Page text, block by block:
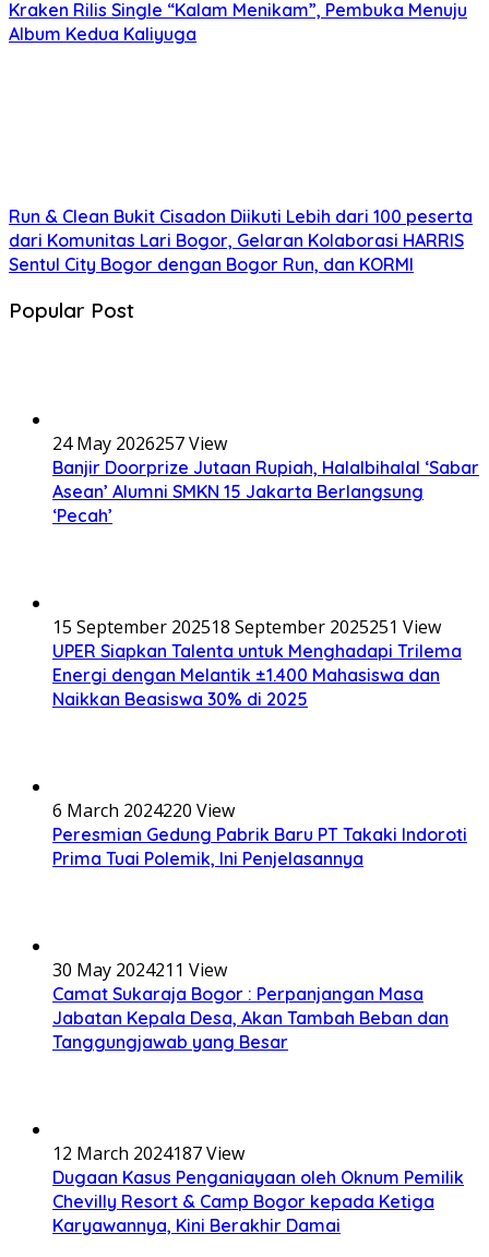
Kraken Rilis Single “Kalam Menikam”, Pembuka Menuju
Album Kedua Kaliyuga
Run & Clean Bukit Cisadon Diikuti Lebih dari 100 peserta
dari Komunitas Lari Bogor, Gelaran Kolaborasi HARRIS
Sentul City Bogor dengan Bogor Run, dan KORMI
Popular Post
24 May 2026257 View
Banjir Doorprize Jutaan Rupiah, Halalbihalal ‘Sabar
Asean’ Alumni SMKN 15 Jakarta Berlangsung
‘Pecah’
15 September 202518 September 2025251 View
UPER Siapkan Talenta untuk Menghadapi Trilema
Energi dengan Melantik ±1.400 Mahasiswa dan
Naikkan Beasiswa 30% di 2025
6 March 2024220 View
Peresmian Gedung Pabrik Baru PT Takaki Indoroti
Prima Tuai Polemik, Ini Penjelasannya
30 May 2024211 View
Camat Sukaraja Bogor : Perpanjangan Masa
Jabatan Kepala Desa, Akan Tambah Beban dan
Tanggungjawab yang Besar
12 March 2024187 View
Dugaan Kasus Penganiayaan oleh Oknum Pemilik
Chevilly Resort & Camp Bogor kepada Ketiga
Karyawannya, Kini Berakhir Damai